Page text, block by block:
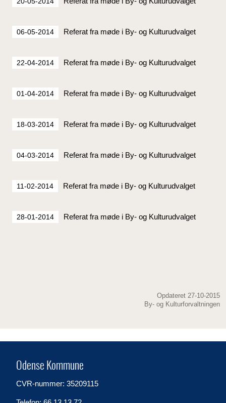
06-05-2014 Referat fra møde i By- og Kulturudvalget
22-04-2014 Referat fra møde i By- og Kulturudvalget
01-04-2014 Referat fra møde i By- og Kulturudvalget
18-03-2014 Referat fra møde i By- og Kulturudvalget
04-03-2014 Referat fra møde i By- og Kulturudvalget
11-02-2014 Referat fra møde i By- og Kulturudvalget
28-01-2014 Referat fra møde i By- og Kulturudvalget
Opdateret 27-10-2015
By- og Kulturforvaltningen
Odense Kommune
CVR-nummer: 35209115